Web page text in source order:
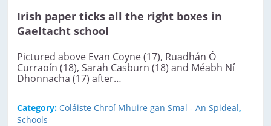
Irish paper ticks all the right boxes in
Gaeltacht school
Pictured above Evan Coyne (17), Ruadhán Ó
Curraoín (18), Sarah Casburn (18) and Méabh Ní
Dhonnacha (17) after…
Category: Coláiste Chroí Mhuire gan Smal - An Spideal,
Schools